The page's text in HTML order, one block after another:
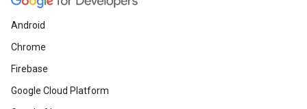
Android
Chrome
Firebase
Google Cloud Platform